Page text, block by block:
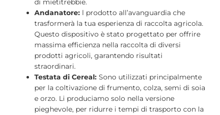
di mietitrebbie.
Andanatore: l prodotto all’avanguardia che
trasformerà la tua esperienza di raccolta agricola.
Questo dispositivo è stato progettato per offrire
massima efficienza nella raccolta di diversi
prodotti agricoli, garantendo risultati
straordinari.
Testata di Cereal: Sono utilizzati principalmente
per la coltivazione di frumento, colza, semi di soia
e orzo. Li produciamo solo nella versione
pieghevole, per ridurre i tempi di trasporto con la